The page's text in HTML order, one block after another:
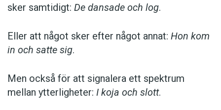
sker samtidigt: De dansade och log.
Eller att något sker efter något annat: Hon kom
in och satte sig.
Men också för att signalera ett spektrum
mellan ytterligheter: I koja och slott.